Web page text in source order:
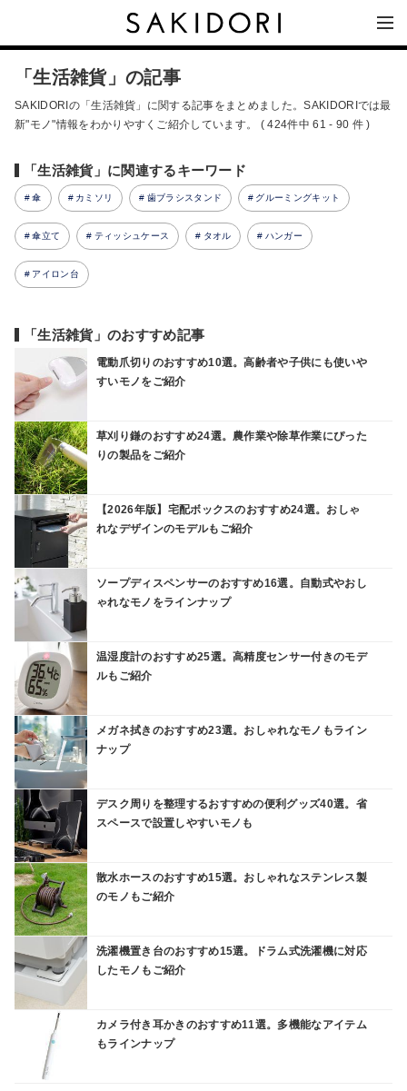
「生活雑貨」の記事
SAKIDORIの「生活雑貨」に関する記事をまとめました。SAKIDORIでは最
新"モノ"情報をわかりやすくご紹介しています。 ( 424件中 61 - 90 件 )
「生活雑貨」に関連するキーワード
傘 カミソリ 歯ブラシスタンド グルーミングキット
傘立て ティッシュケース タオル ハンガー
アイロン台
「生活雑貨」のおすすめ記事
電動爪切りのおすすめ10選。高齢者や子供にも使いや
すいモノをご紹介
草刈り鎌のおすすめ24選。農作業や除草作業にぴった
りの製品をご紹介
【2026年版】宅配ボックスのおすすめ24選。おしゃ
れなデザインのモデルもご紹介
ソープディスペンサーのおすすめ16選。自動式やおし
ゃれなモノをラインナップ
温湿度計のおすすめ25選。高精度センサー付きのモデ
ルもご紹介
メガネ拭きのおすすめ23選。おしゃれなモノもライン
ナップ
デスク周りを整理するおすすめの便利グッズ40選。省
スペースで設置しやすいモノも
散水ホースのおすすめ15選。おしゃれなステンレス製
のモノもご紹介
洗濯機置き台のおすすめ15選。ドラム式洗濯機に対応
したモノもご紹介
カメラ付き耳かきのおすすめ11選。多機能なアイテム
もラインナップ